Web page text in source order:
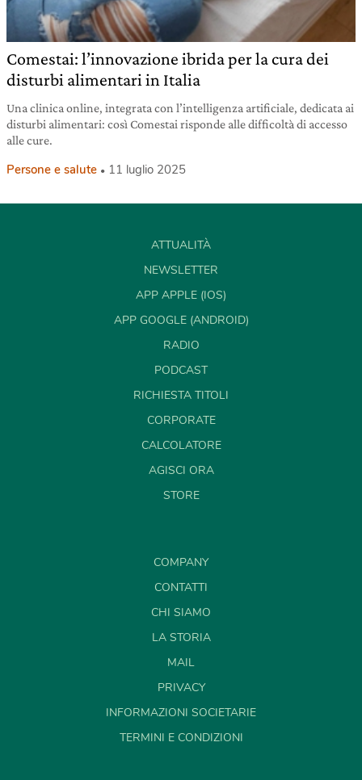
Comestai: l’innovazione ibrida per la cura dei
disturbi alimentari in Italia
Una clinica online, integrata con l’intelligenza artificiale, dedicata ai
disturbi alimentari: così Comestai risponde alle difficoltà di accesso
alle cure.
Persone e salute 11 luglio 2025
ATTUALITÀ
NEWSLETTER
APP APPLE (IOS)
APP GOOGLE (ANDROID)
RADIO
PODCAST
RICHIESTA TITOLI
CORPORATE
CALCOLATORE
AGISCI ORA
STORE
COMPANY
CONTATTI
CHI SIAMO
LA STORIA
MAIL
PRIVACY
INFORMAZIONI SOCIETARIE
TERMINI E CONDIZIONI